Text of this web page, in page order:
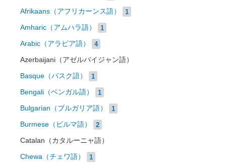
Afrikaans（アフリカーンス語） 1
Amharic（アムハラ語） 1
Arabic（アラビア語） 4
Azerbaijani（アゼルバイジャン語）
Basque（バスク語） 1
Bengali（ベンガル語） 1
Bulgarian（ブルガリア語） 1
Burmese（ビルマ語） 2
Catalan（カタルーニャ語）
Chewa（チェワ語） 1